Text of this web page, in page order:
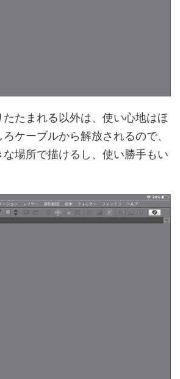
たまれる以外は、使い心地はほ
ケーブルから解放されるので、
場所で描けるし、使い勝手もい